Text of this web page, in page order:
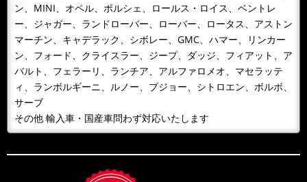
ン、MINI、オペル、ポルシェ、ロールス・ロイス、ベントレ
ー、ジャガー、ランドローバー、ローバー、ロータス、アストン
マーチン、キャデラック、シボレー、GMC、ハマー、リンカー
ン、フォード、クライスラー、ジープ、ダッジ、フィアット、ア
バルト、フェラーリ、ランチア、アルファロメオ、マセラッテ
ィ、ランボルギーニ、ルノー、プジョー、シトロエン、ボルボ、
サーブ
その他 輸入車・国産車問わず対応いたします